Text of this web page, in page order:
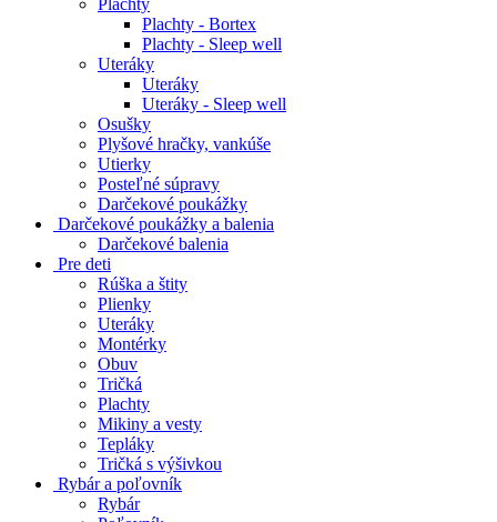
Plachty - Bortex
Plachty - Sleep well
Uteráky
Uteráky
Uteráky - Sleep well
Osušky
Plyšové hračky, vankúše
Utierky
Posteľné súpravy
Darčekové poukážky
Darčekové poukážky a balenia
Darčekové balenia
Pre deti
Rúška a štity
Plienky
Uteráky
Montérky
Obuv
Tričká
Plachty
Mikiny a vesty
Tepláky
Tričká s výšivkou
Rybár a poľovník
Rybár